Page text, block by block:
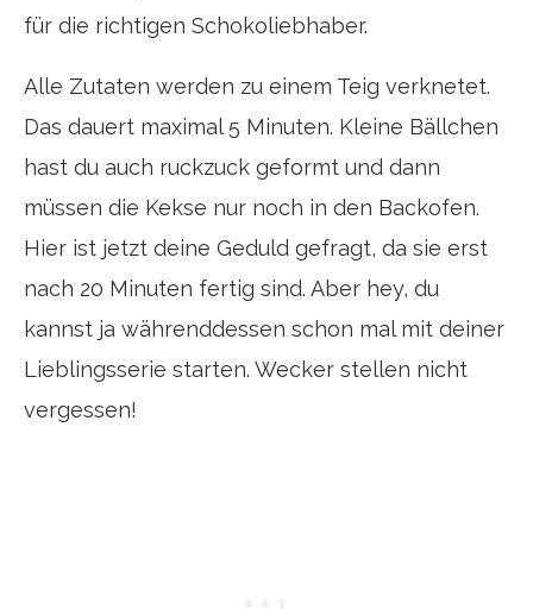
für die richtigen Schokoliebhaber.
Alle Zutaten werden zu einem Teig verknetet.
Das dauert maximal 5 Minuten. Kleine Bällchen
hast du auch ruckzuck geformt und dann
müssen die Kekse nur noch in den Backofen.
Hier ist jetzt deine Geduld gefragt, da sie erst
nach 20 Minuten fertig sind. Aber hey, du
kannst ja währenddessen schon mal mit deiner
Lieblingsserie starten. Wecker stellen nicht
vergessen!